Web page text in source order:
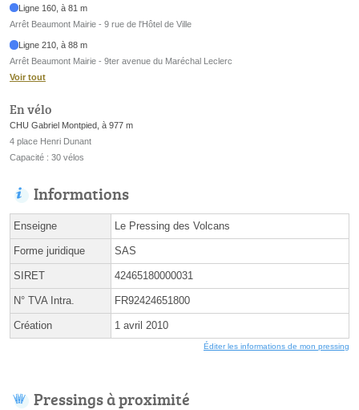
Ligne 160, à 81 m
Arrêt Beaumont Mairie - 9 rue de l'Hôtel de Ville
Ligne 210, à 88 m
Arrêt Beaumont Mairie - 9ter avenue du Maréchal Leclerc
Voir tout
En vélo
CHU Gabriel Montpied, à 977 m
4 place Henri Dunant
Capacité : 30 vélos
Informations
Enseigne Le Pressing des Volcans
Forme juridique SAS
SIRET 42465180000031
N° TVA Intra. FR92424651800
Création 1 avril 2010
Éditer les informations de mon pressing
Pressings à proximité